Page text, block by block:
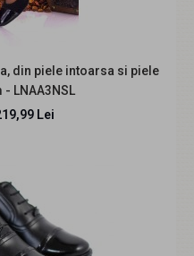
maro casual din piele
Lei
din piele intoarsa si piele
- LNAA3NSL
Lei